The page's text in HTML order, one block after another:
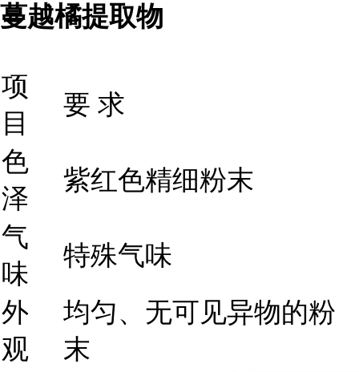
蔓越橘提取物
项
目
要 求
色
泽
紫红色精细粉末
气
味
特殊气味
外
观
均匀、无可见异物的粉
末